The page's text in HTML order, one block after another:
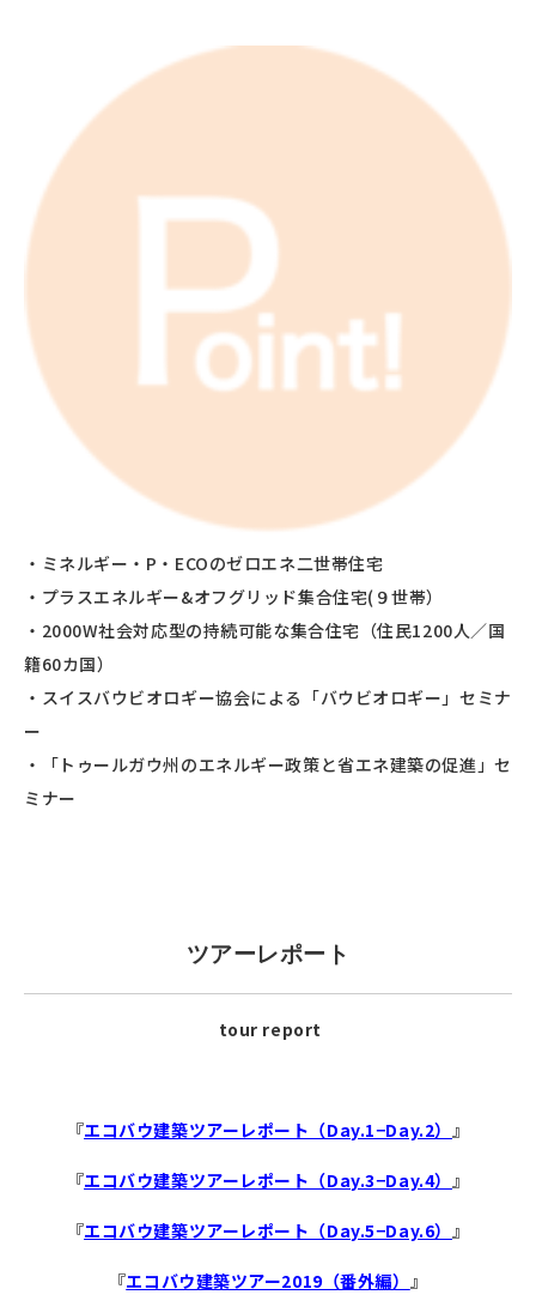
・ミネルギー・P・ECOのゼロエネ二世帯住宅
・プラスエネルギー&オフグリッド集合住宅(９世帯）
・2000W社会対応型の持続可能な集合住宅（住民1200人／国
籍60カ国）
・スイスバウビオロギー協会による「バウビオロギー」セミナ
ー
・「トゥールガウ州のエネルギー政策と省エネ建築の促進」セ
ミナー
ツアーレポート
tour report
『エコバウ建築ツアーレポート（Day.1−Day.2） 』
『エコバウ建築ツアーレポート（Day.3−Day.4） 』
『エコバウ建築ツアーレポート（Day.5−Day.6） 』
『エコバウ建築ツアー2019（番外編） 』